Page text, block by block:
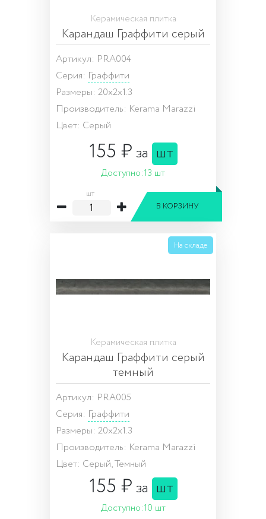
Керамическая плитка
Карандаш Граффити серый
Артикул: PRA004
Серия: Граффити
Размеры: 20x2x1.3
Производитель: Kerama Marazzi
Цвет: Серый
155 ₽за шт
Доступно:13 шт
шт
В КОРЗИНУ
На складе
Керамическая плитка
Карандаш Граффити серый
темный
Артикул: PRA005
Серия: Граффити
Размеры: 20x2x1.3
Производитель: Kerama Marazzi
Цвет: Серый, Темный
155 ₽за шт
Доступно:10 шт